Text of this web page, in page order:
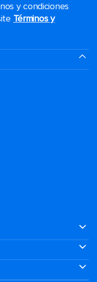
y condiciones
Términos y